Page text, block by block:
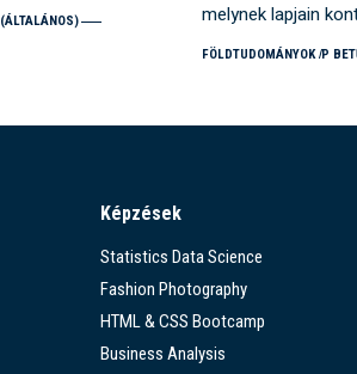
melynek lapjain
FÖLDTUDOMÁNYOK P
Képzések
Statistics Data Science
Fashion Photography
HTML & CSS Bootcamp
Business Analysis